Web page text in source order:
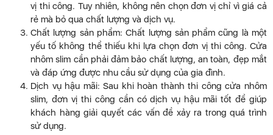
vị thi công. Tuy nhiên, không nên chọn đơn vị chỉ vì giá cả
rẻ mà bỏ qua chất lượng và dịch vụ.
Chất lượng sản phẩm: Chất lượng sản phẩm cũng là một
yếu tố không thể thiếu khi lựa chọn đơn vị thi công. Cửa
nhôm slim cần phải đảm bảo chất lượng, an toàn, đẹp mắt
và đáp ứng được nhu cầu sử dụng của gia đình.
Dịch vụ hậu mãi: Sau khi hoàn thành thi công cửa nhôm
slim, đơn vị thi công cần có dịch vụ hậu mãi tốt để giúp
khách hàng giải quyết các vấn đề xảy ra trong quá trình
sử dụng.